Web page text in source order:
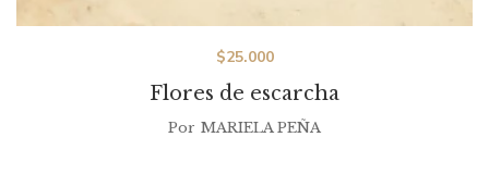
Flores de escarcha
$25.000
Por MARIELA PEÑA